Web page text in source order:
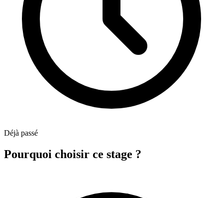
Déjà passé
Pourquoi choisir ce stage ?